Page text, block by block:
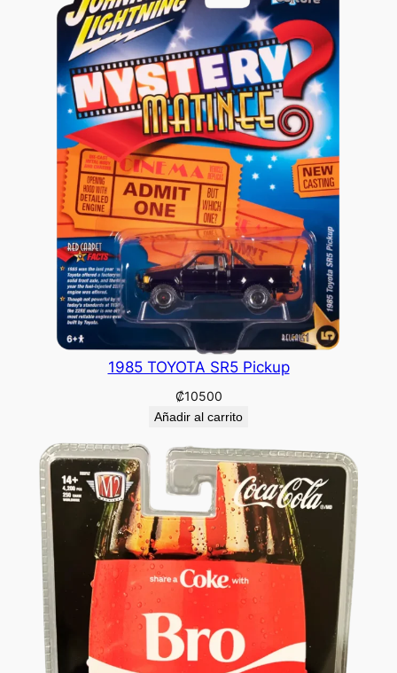
1985 TOYOTA SR5 Pickup
₡10500
Añadir al carrito